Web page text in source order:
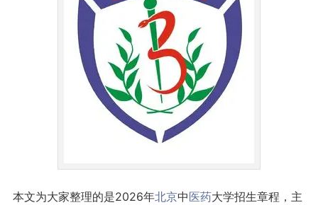
本文为大家整理的是2026年北京中医药大学招生章程，主